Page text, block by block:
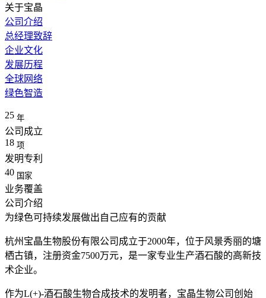
关于宝晶
公司介绍
总经理致辞
企业文化
发展历程
全球网络
绿色智造
25 年
公司成立
18 项
发明专利
40 国家
业务覆盖
公司介绍
为绿色可持续发展做出自己应有的贡献
杭州宝晶生物股份有限公司成立于2000年，位于风景秀丽的塘
栖古镇，注册资金7500万元，是一家专业生产酒石酸的高新技
术企业。
作为L(+)-酒石酸生物合成技术的发明者，宝晶生物公司创始